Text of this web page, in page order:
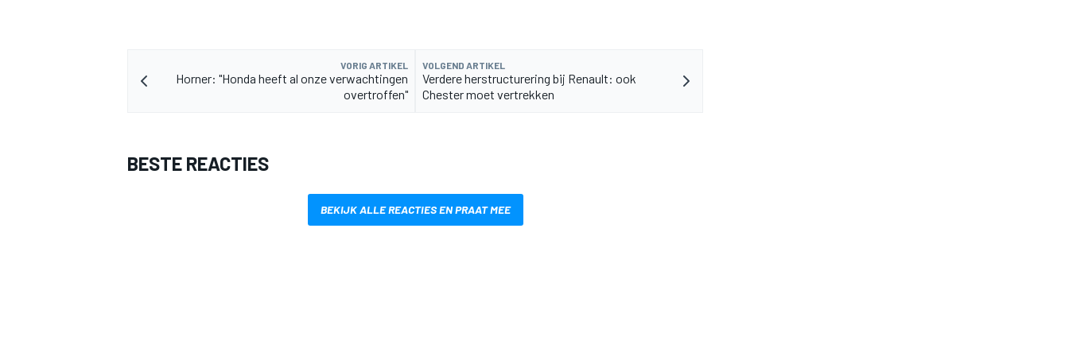
VORIG ARTIKEL
Horner: "Honda heeft al onze verwachtingen
overtroffen"
VOLGEND ARTIKEL
Verdere herstructurering bij Renault: ook
Chester moet vertrekken
BESTE REACTIES
BEKIJK ALLE REACTIES EN PRAAT MEE